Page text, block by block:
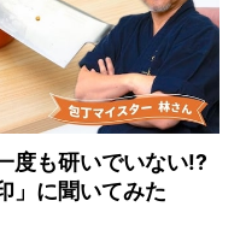
度も研いでいない!?
」に聞いてみた